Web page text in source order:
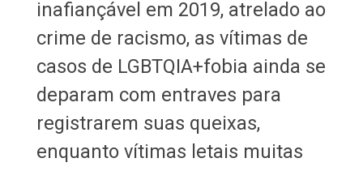
inafiançável em 2019, atrelado ao
crime de racismo, as vítimas de
casos de LGBTQIA+fobia ainda se
deparam com entraves para
registrarem suas queixas,
enquanto vítimas letais muitas